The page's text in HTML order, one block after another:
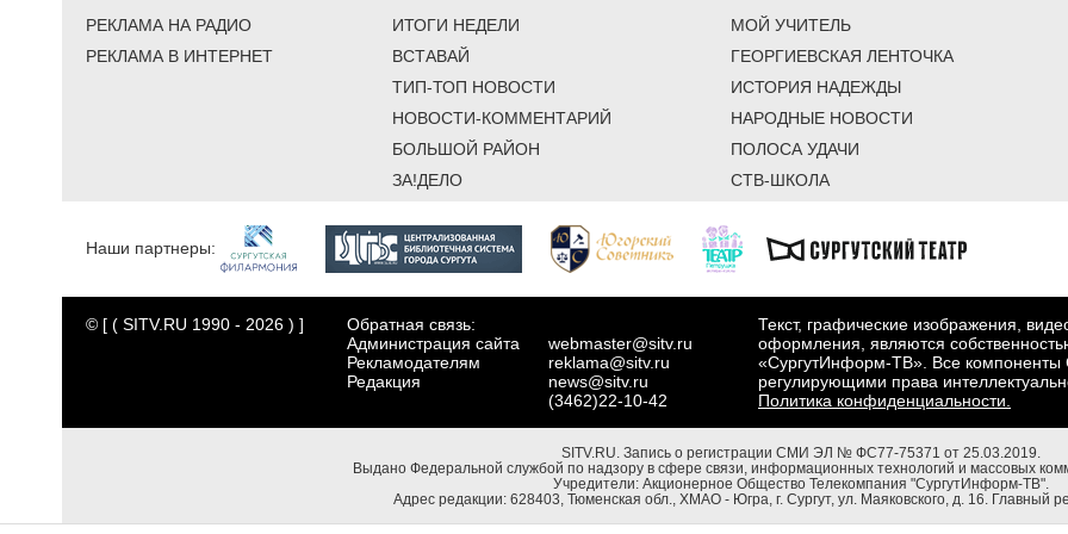
РЕКЛАМА НА РАДИО
РЕКЛАМА В ИНТЕРНЕТ
ИТОГИ НЕДЕЛИ
ВСТАВАЙ
ТИП-ТОП НОВОСТИ
НОВОСТИ-КОММЕНТАРИЙ
БОЛЬШОЙ РАЙОН
ЗА!ДЕЛО
МОЙ УЧИТЕЛЬ
ГЕОРГИЕВСКАЯ ЛЕНТОЧКА
ИСТОРИЯ НАДЕЖДЫ
НАРОДНЫЕ НОВОСТИ
ПОЛОСА УДАЧИ
СТВ-ШКОЛА
Наши партнеры:
© [ ( SITV.RU 1990 - 2026 ) ]
Обратная связь:
Администрация сайта
Рекламодателям
Редакция
webmaster@sitv.ru
reklama@sitv.ru
news@sitv.ru
(3462)22-10-42
Текст, графические изображения,
оформления, являются
«СургутИнформ-ТВ». Все
регулирующими права
Политика конфиденциальности.
SITV.RU. Запись о регистрации СМИ ЭЛ № ФС77-75371 от 25.03.2019.
Выдано Федеральной службой по надзору в сфере связи, информационных технологий и массовых
Учредители: Акционерное Общество Телекомпания "СургутИнформ-ТВ".
Адрес редакции: 628403, Тюменская обл., ХМАО - Югра, г. Сургут, ул. Маяковского, д. 16. Главный